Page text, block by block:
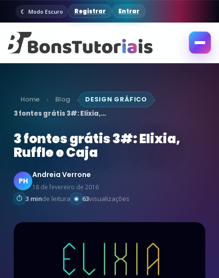
Modo Escuro Registrar Entrar
Abrir
Home › Blog › DESIGN GRÁFICO ›
3 fontes grátis 3#: Elixia,…
3 fontes grátis 3#: Elixia,
Ruffle e Caja
PH
Andreia Verrone
18 de fevereiro de 2016
3 minde leitura 63visualizações